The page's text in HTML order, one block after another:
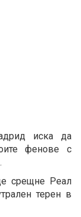
иска да
фенове с
срещне Реал
терен в